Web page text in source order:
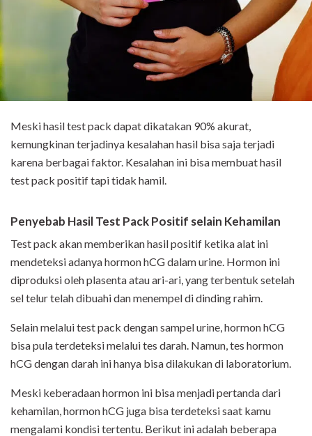
Meski hasil test pack dapat dikatakan 90% akurat,
kemungkinan terjadinya kesalahan hasil bisa saja terjadi
karena berbagai faktor. Kesalahan ini bisa membuat hasil
test pack positif tapi tidak hamil.
Penyebab Hasil Test Pack Positif selain Kehamilan
Test pack akan memberikan hasil positif ketika alat ini
mendeteksi adanya hormon hCG dalam urine. Hormon ini
diproduksi oleh plasenta atau ari-ari, yang terbentuk setelah
sel telur telah dibuahi dan menempel di dinding rahim.
Selain melalui test pack dengan sampel urine, hormon hCG
bisa pula terdeteksi melalui tes darah. Namun, tes hormon
hCG dengan darah ini hanya bisa dilakukan di laboratorium.
Meski keberadaan hormon ini bisa menjadi pertanda dari
kehamilan, hormon hCG juga bisa terdeteksi saat kamu
mengalami kondisi tertentu. Berikut ini adalah beberapa